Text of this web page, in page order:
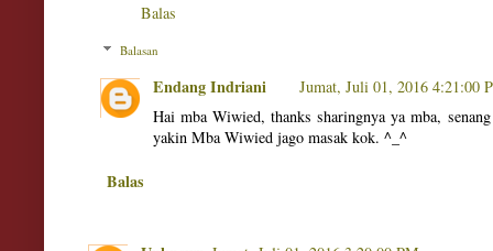
Balas
Balasan
Endang Indriani
Jumat, Juli 01, 2016 4:21:00
Hai mba Wiwied, thanks sharingnya ya mba,
yakin Mba Wiwied jago masak kok. ^_^
Balas